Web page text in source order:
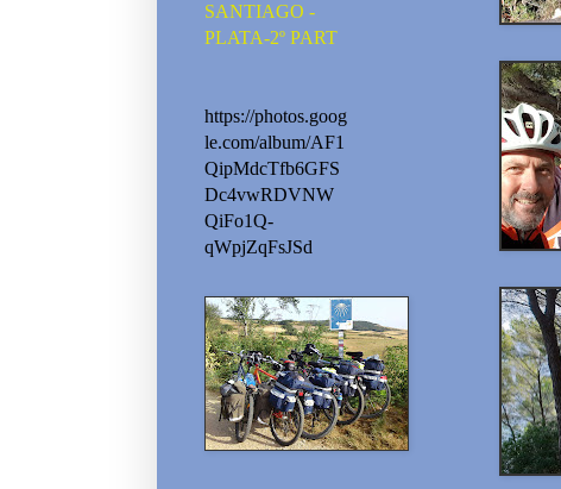
SANTIAGO -
PLATA-2º PART
https://photos.goog
le.com/album/AF1
QipMdcTfb6GFS
Dc4vwRDVNW
QiFo1Q-
qWpjZqFsJSd